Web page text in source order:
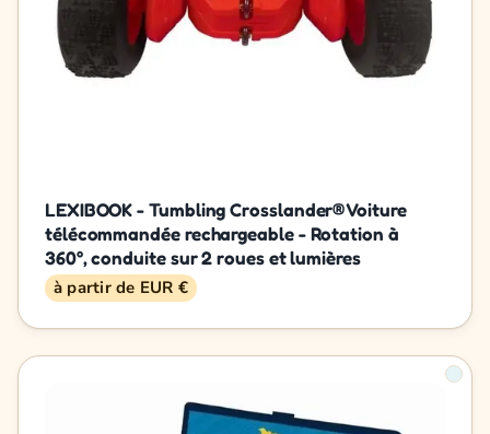
LEXIBOOK - Tumbling Crosslander® Voiture
télécommandée rechargeable - Rotation à
360°, conduite sur 2 roues et lumières
à partir de EUR €